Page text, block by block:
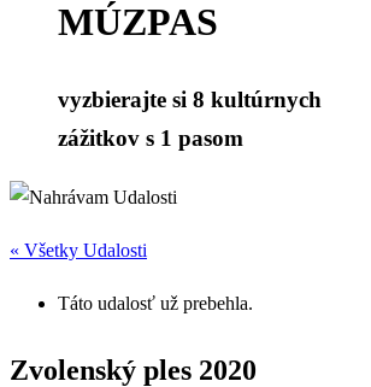
MÚZPAS
vyzbierajte si 8 kultúrnych
zážitkov s 1 pasom
« Všetky Udalosti
Táto udalosť už prebehla.
Zvolenský ples 2020